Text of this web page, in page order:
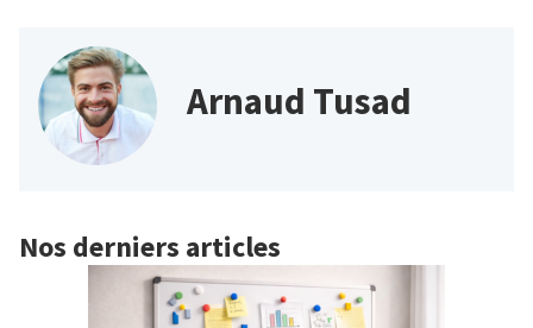
Arnaud Tusad
Nos derniers articles